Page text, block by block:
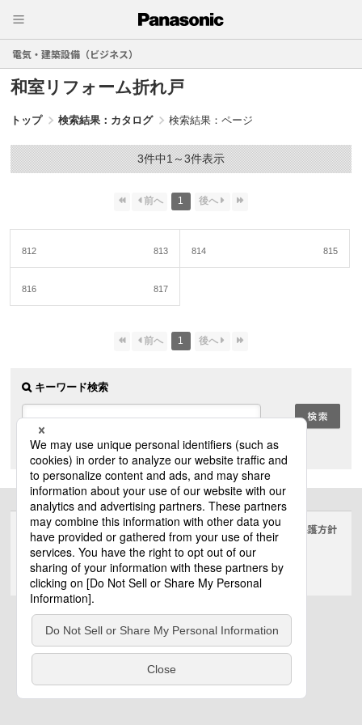
電気・建築設備（ビジネス）
和室リフォーム折れ戸
トップ 検索結果：カタログ 検索結果：ページ
3件中1～3件表示
1
812 813 814 815
816 817
1
キーワード検索
全て 現在のカテゴリから
サイトのご利用にあたって クッキーポリシー 個人情報保護方針
電気・建築設備（ビジネス）
© Panasonic Electric Works Co., Ltd.